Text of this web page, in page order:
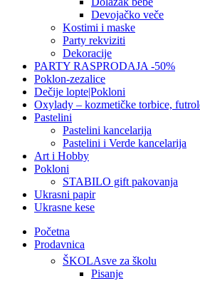
Devojačko veče
Kostimi i maske
Party rekviziti
Dekoracije
PARTY RASPRODAJA -50%
Poklon-zezalice
Dečije lopte|Pokloni
Oxylady – kozmetičke torbice,
Pastelini
Pastelini kancelarija
Pastelini i Verde kancelarija
Art i Hobby
Pokloni
STABILO gift pakovanja
Ukrasni papir
Ukrasne kese
Početna
Prodavnica
ŠKOLAsve za školu
Pisanje